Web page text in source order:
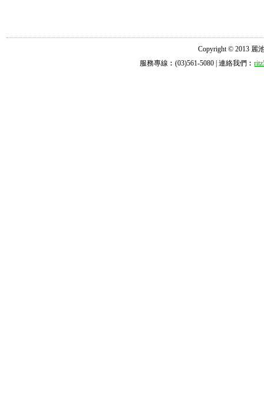
Copyright © 2013 麗
服務專線︰(03)561-5080 | 連絡我們︰